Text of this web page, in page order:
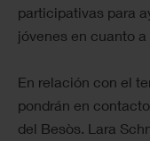
participativas para
jóvenes en cuanto
En relación con el
pondrán en
del Besòs. Lara